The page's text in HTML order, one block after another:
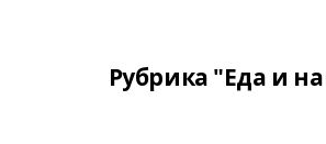
Рубрика "Еда и